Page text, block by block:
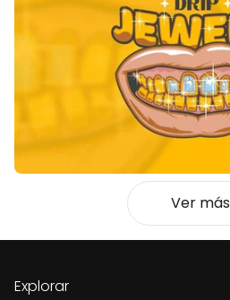
Ver más
Explorar